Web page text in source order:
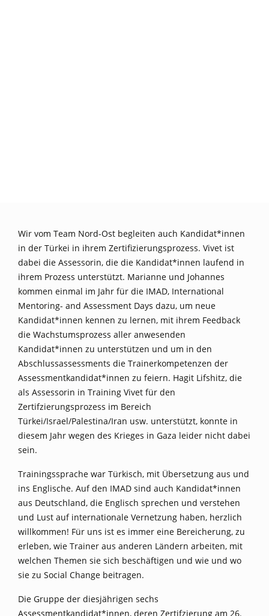
Wir vom Team Nord-Ost begleiten auch Kandidat*innen
in der Türkei in ihrem Zertifizierungsprozess. Vivet ist
dabei die Assessorin, die die Kandidat*innen laufend in
ihrem Prozess unterstützt. Marianne und Johannes
kommen einmal im Jahr für die IMAD, International
Mentoring- and Assessment Days dazu, um neue
Kandidat*innen kennen zu lernen, mit ihrem Feedback
die Wachstumsprozess aller anwesenden
Kandidat*innen zu unterstützen und um in den
Abschlussassessments die Trainerkompetenzen der
Assessmentkandidat*innen zu feiern. Hagit Lifshitz, die
als Assessorin in Training Vivet für den
Zertifzierungsprozess im Bereich
Türkei/Israel/Palestina/Iran usw. unterstützt, konnte in
diesem Jahr wegen des Krieges in Gaza leider nicht dabei
sein.
Trainingssprache war Türkisch, mit Übersetzung aus und
ins Englische. Auf den IMAD sind auch Kandidat*innen
aus Deutschland, die Englisch sprechen und verstehen
und Lust auf internationale Vernetzung haben, herzlich
willkommen! Für uns ist es immer eine Bereicherung, zu
erleben, wie Trainer aus anderen Ländern arbeiten, mit
welchen Themen sie sich beschäftigen und wie und wo
sie zu Social Change beitragen.
Die Gruppe der diesjährigen sechs
Assessmentkandidat*innen, deren Zertifzierung am 26.